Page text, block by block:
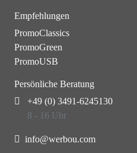
Empfehlungen
PromoClassics
PromoGreen
PromoUSB
Persönliche Beratung
+49 (0) 3491-6245130
8 - 16 Uhr
info@werbou.com